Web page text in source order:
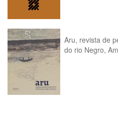
Aru, revista de
do rio Negro,